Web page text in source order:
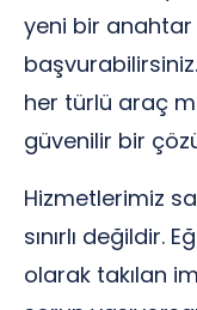
yeni bir
her türlü araç
güvenilir bir
Hizmetlerimiz
sınırlı değildir.
olarak takılan